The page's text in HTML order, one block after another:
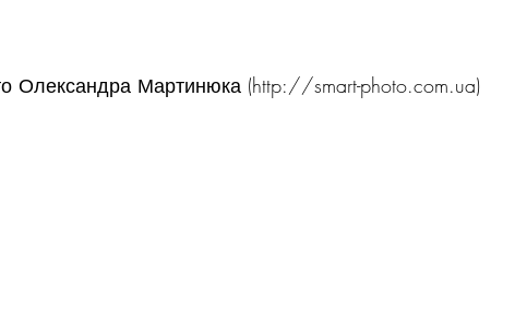
Олександра Мартинюка (http://smart-photo.com.ua)